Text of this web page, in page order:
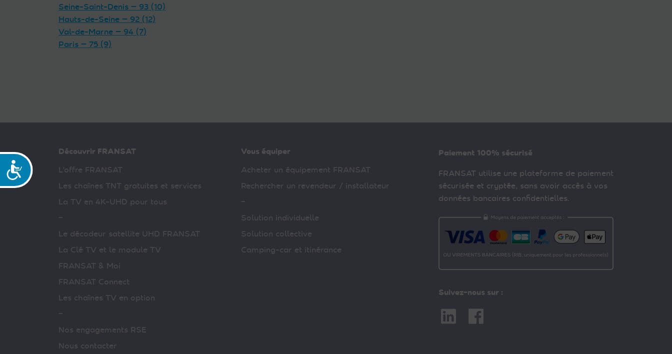
Accessibilité
Seine-Saint-Denis — 93 (10)
Hauts-de-Seine — 92 (12)
Val-de-Marne — 94 (7)
Paris — 75 (9)
Découvrir FRANSAT
L’offre FRANSAT
Les chaînes TNT gratuites et services
La TV en 4K-UHD pour tous
–
Le décodeur satellite UHD FRANSAT
La Clé TV et le module TV
FRANSAT & Moi
FRANSAT Connect
Les chaînes TV en option
–
Nos engagements RSE
Nous contacter
Vous équiper
Acheter un équipement FRANSAT
Rechercher un revendeur / installateur
–
Solution individuelle
Solution collective
Camping-car et itinérance
Paiement 100% sécurisé
FRANSAT utilise une plateforme de paiement
sécurisée et cryptée, sans avoir accès à vos
données bancaires confidentielles.
Suivez-nous sur :
Linkedin Facebook